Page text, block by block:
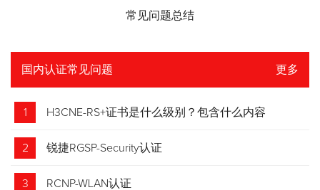
常见问题总结
国内认证常见问题 更多
1 H3CNE-RS+证书是什么级别？包含什么内容
2 锐捷RGSP-Security认证
3 RCNP-WLAN认证